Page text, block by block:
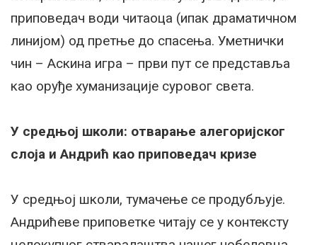
приповедач води читаоца (ипак драматичном
линијом) од претње до спасења. Уметнички
чин – Аскина игра – први пут се представља
као оруђе хуманизације суровог света.
У средњој школи: отварање алегоријског
слоја и Андрић као приповедач кризе
У средњој школи, тумачење се продубљује.
Андрићеве приповетке читају се у контексту